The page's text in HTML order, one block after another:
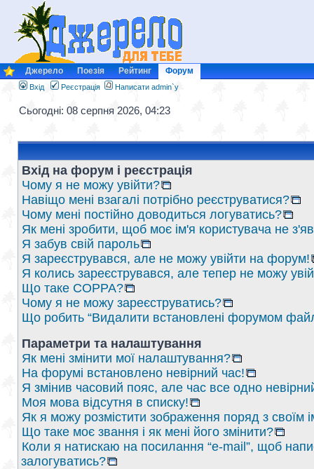
Джерело Поезія Рейтинг Форум
Вхід Реєстрація Написати admin`у
Сьогодні: 08 серпня 2026, 04:23
Вхід на форум і реєстрація
Чому я не можу увійти?
Навіщо мені взагалі потрібно реєструватися?
Чому мені постійно доводиться логуватись?
Як мені зробити, щоб моє ім'я користувача не
Я забув свій пароль
Я зареєструвався, але не можу увійти на форум!
Я колись зареєструвався, але тепер не можу
Що таке COPPA?
Чому я не можу зареєструватись?
Що робить “Видалити встановлені форумом
Параметри та налаштування
Як мені змінити мої налаштування?
На форумі встановлено невірний час!
Я змінив часовий пояс, але час все одно
Моя мова відсутня в списку!
Як я можу розмістити зображення поряд з своїм
Що таке моє звання і як мені його змінити?
Коли я натискаю на посилання “e-mail”, щоб
залогуватись?